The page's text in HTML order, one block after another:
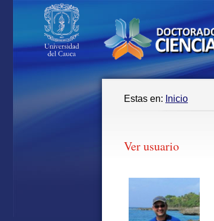
Estas en: Inicio
Ver usuario